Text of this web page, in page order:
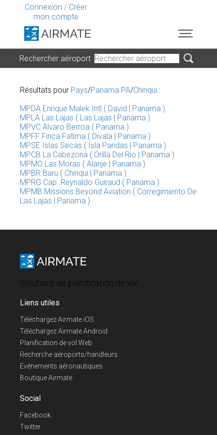
Connexion / Créer
mon compte
Rechercher aéroport
Résultats pour Pays/Panama PA/Chiriqui :
MPDA Enrique Malek Intl ( David | Panama )
MPLA Las Lajas ( Las Lajas | Panama )
MPVC Alvaro Berroa ( Panama )
MPFF Finca Fatima ( Divala | Panama )
MPSE Islas Secas ( Isla Paridas | Panama )
MPCB La Cabezona ( Orilla Del Rio | Panama )
MPMO Las Moras ( Alanje | Panama )
MPBR Baru ( Chiriqui | Panama )
MPRG Cap. Reynaldo Guiraud ( Panama )
MPMB Missions Beyond Aviation ( Corregimiento De
Las Lajas | Panama )
Solutions de planification de vol
Liens utiles
Téléchargez Airmate iOS
Téléchargez Airmate Android
Planification de vol Web
Recherche aéroports/handleurs
Evénements aéronautiques
Boutique Airmate
Social
Facebook
Twitter